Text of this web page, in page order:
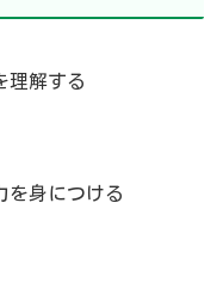
理解する
を身につける